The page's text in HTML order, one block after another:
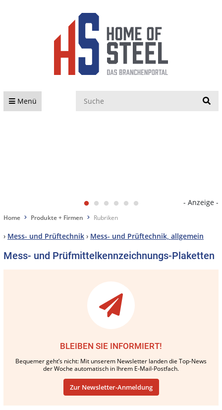
Menü
- Anzeige -
Home Produkte + Firmen Rubriken
› Mess- und Prüftechnik › Mess- und Prüftechnik, allgemein
Mess- und Prüfmittelkennzeichnungs-Plaketten
BLEIBEN SIE INFORMIERT!
Bequemer geht’s nicht: Mit unserem Newsletter landen die Top-News
der Woche automatisch in Ihrem E-Mail-Postfach.
Zur Newsletter-Anmeldung